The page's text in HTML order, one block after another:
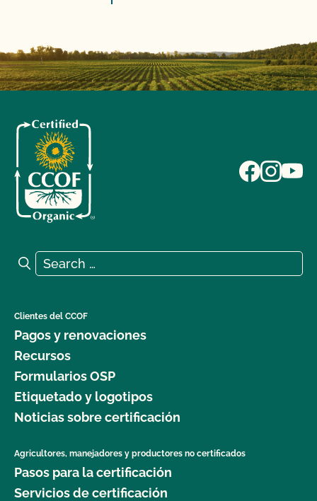
Search for:
Search
Clientes del CCOF
Pagos y renovaciones
Recursos
Formularios OSP
Etiquetado y logotipos
Noticias sobre certificación
Agricultores, manejadores y productores no certificados
Pasos para la certificación
Servicios de certificación